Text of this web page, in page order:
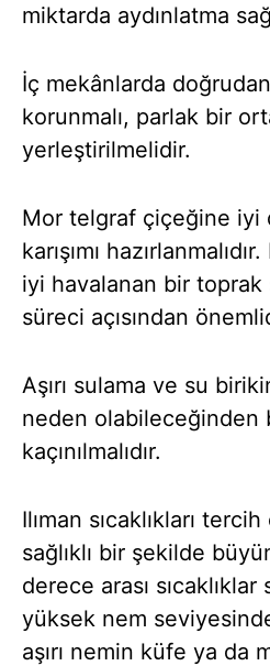
miktarda aydınlatma
İç mekânlarda doğrudan
korunmalı, parlak bir
yerleştirilmelidir.
Mor telgraf çiçeğine iyi
karışımı
iyi havalanan bir toprak
süreci açısından
Aşırı sulama ve su
neden olabileceğinden
kaçınılmalıdır.
Ilıman sıcaklıkları
sağlıklı bir şekilde
derece arası sıcaklıklar
yüksek nem
aşırı nemin küfe ya da